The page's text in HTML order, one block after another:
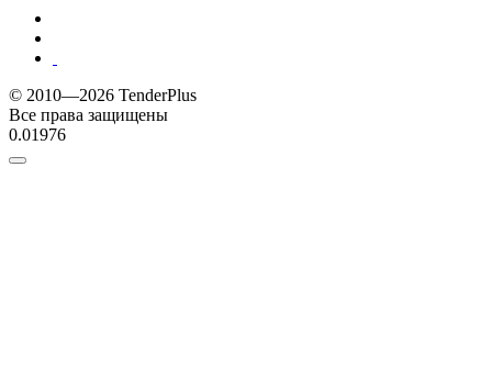
© 2010—2026 TenderPlus
Все права защищены
0.01976